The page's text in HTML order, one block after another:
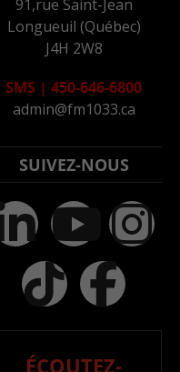
91,rue Saint-Jean
Longueuil (Québec)
J4H 2W8
SMS | 450-646-6800
admin@fm1033.ca
SUIVEZ-NOUS
ÉCOUTEZ-